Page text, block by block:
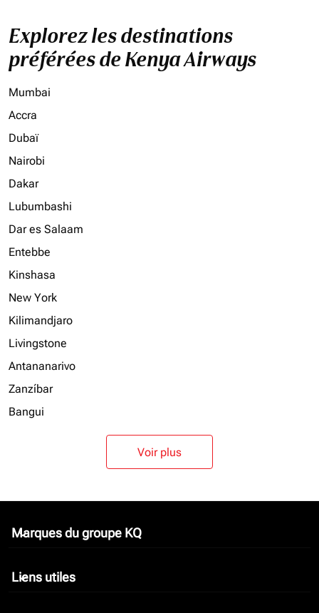
Explorez les destinations
préférées de Kenya Airways
Mumbai
Accra
Dubaï
Nairobi
Dakar
Lubumbashi
Dar es Salaam
Entebbe
Kinshasa
New York
Kilimandjaro
Livingstone
Antananarivo
Zanzíbar
Bangui
Voir plus
Marques du groupe KQ
keyboard_arrow_down
Liens utiles
keyboard_arrow_down